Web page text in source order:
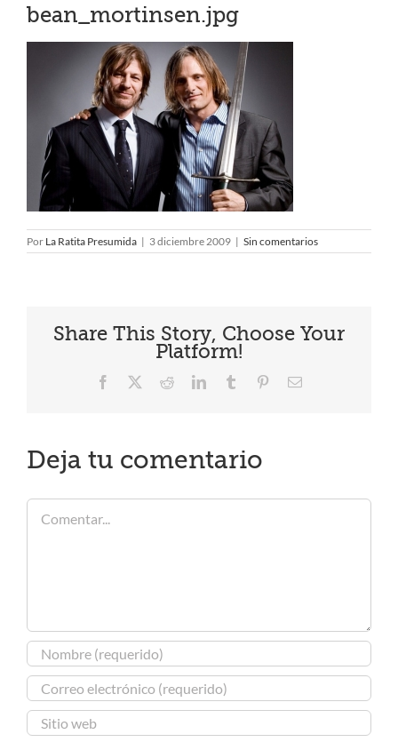
bean_mortinsen.jpg
Por La Ratita Presumida | 3 diciembre 2009 | Sin comentarios
Share This Story, Choose Your
Platform!
Facebook RedditLinkedInTumblr PinterestCorreo
Deja tu comentario
Comentar